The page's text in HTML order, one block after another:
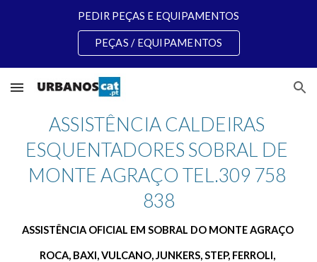
PEDIR PEÇAS E EQUIPAMENTOS
PEÇAS / EQUIPAMENTOS
ASSISTÊNCIA CALDEIRAS
ESQUENTADORES SOBRAL DE
MONTE AGRAÇO TEL.309 758
838
ASSISTÊNCIA OFICIAL EM SOBRAL DO MONTE AGRAÇO
ROCA, BAXI, VULCANO, JUNKERS, STEP, FERROLI,